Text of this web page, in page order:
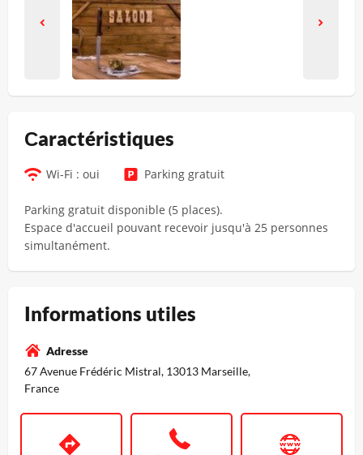
Сaractéristiques
Wi-Fi : oui Parking gratuit
Parking gratuit disponible (5 places).
Espace d'accueil pouvant recevoir jusqu'à 25 personnes
simultanément.
Informations utiles
Adresse
67 Avenue Frédéric Mistral, 13013 Marseille,
France